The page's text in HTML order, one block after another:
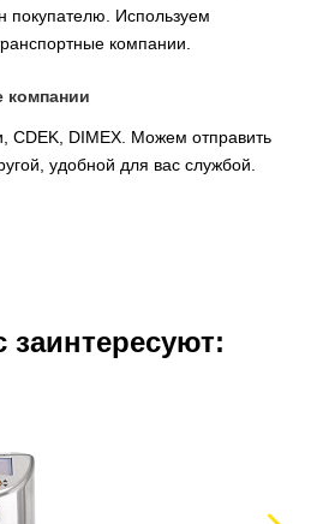
покупателю. Используем
компании.
компании
CDEK, DIMEX. Можем отправить
удобной для вас службой.